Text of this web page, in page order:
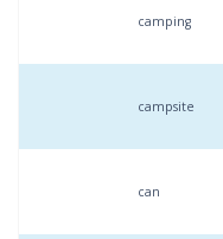
camping
campsite
can